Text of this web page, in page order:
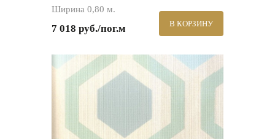
Ширина 0,80 м.
7 018 руб./пог.м В КОРЗИНУ